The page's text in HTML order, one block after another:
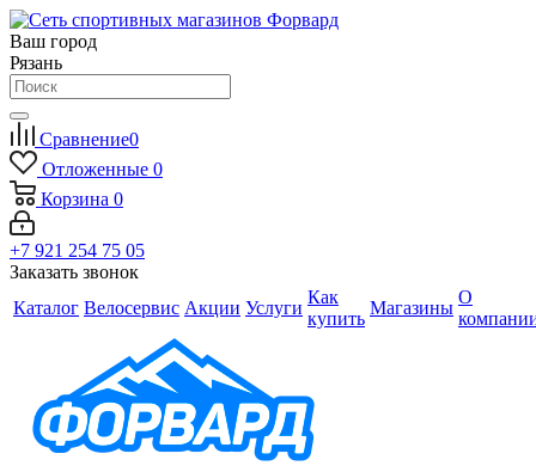
Ваш город
Рязань
Сравнение0
Отложенные 0
Корзина 0
+7 921 254 75 05
Заказать звонок
Каталог Велосервис Акции Услуги
Как
купить
Магазины
О